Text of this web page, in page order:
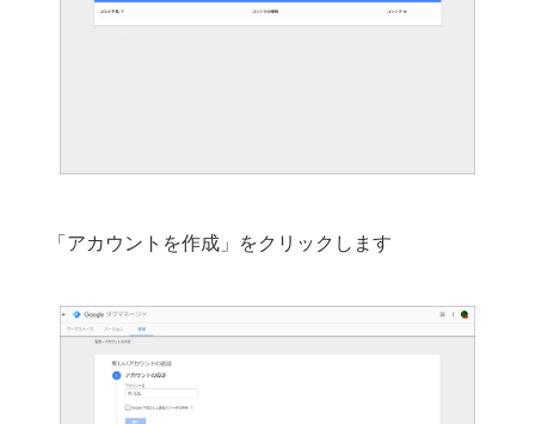
「アカウントを作成」をクリックします